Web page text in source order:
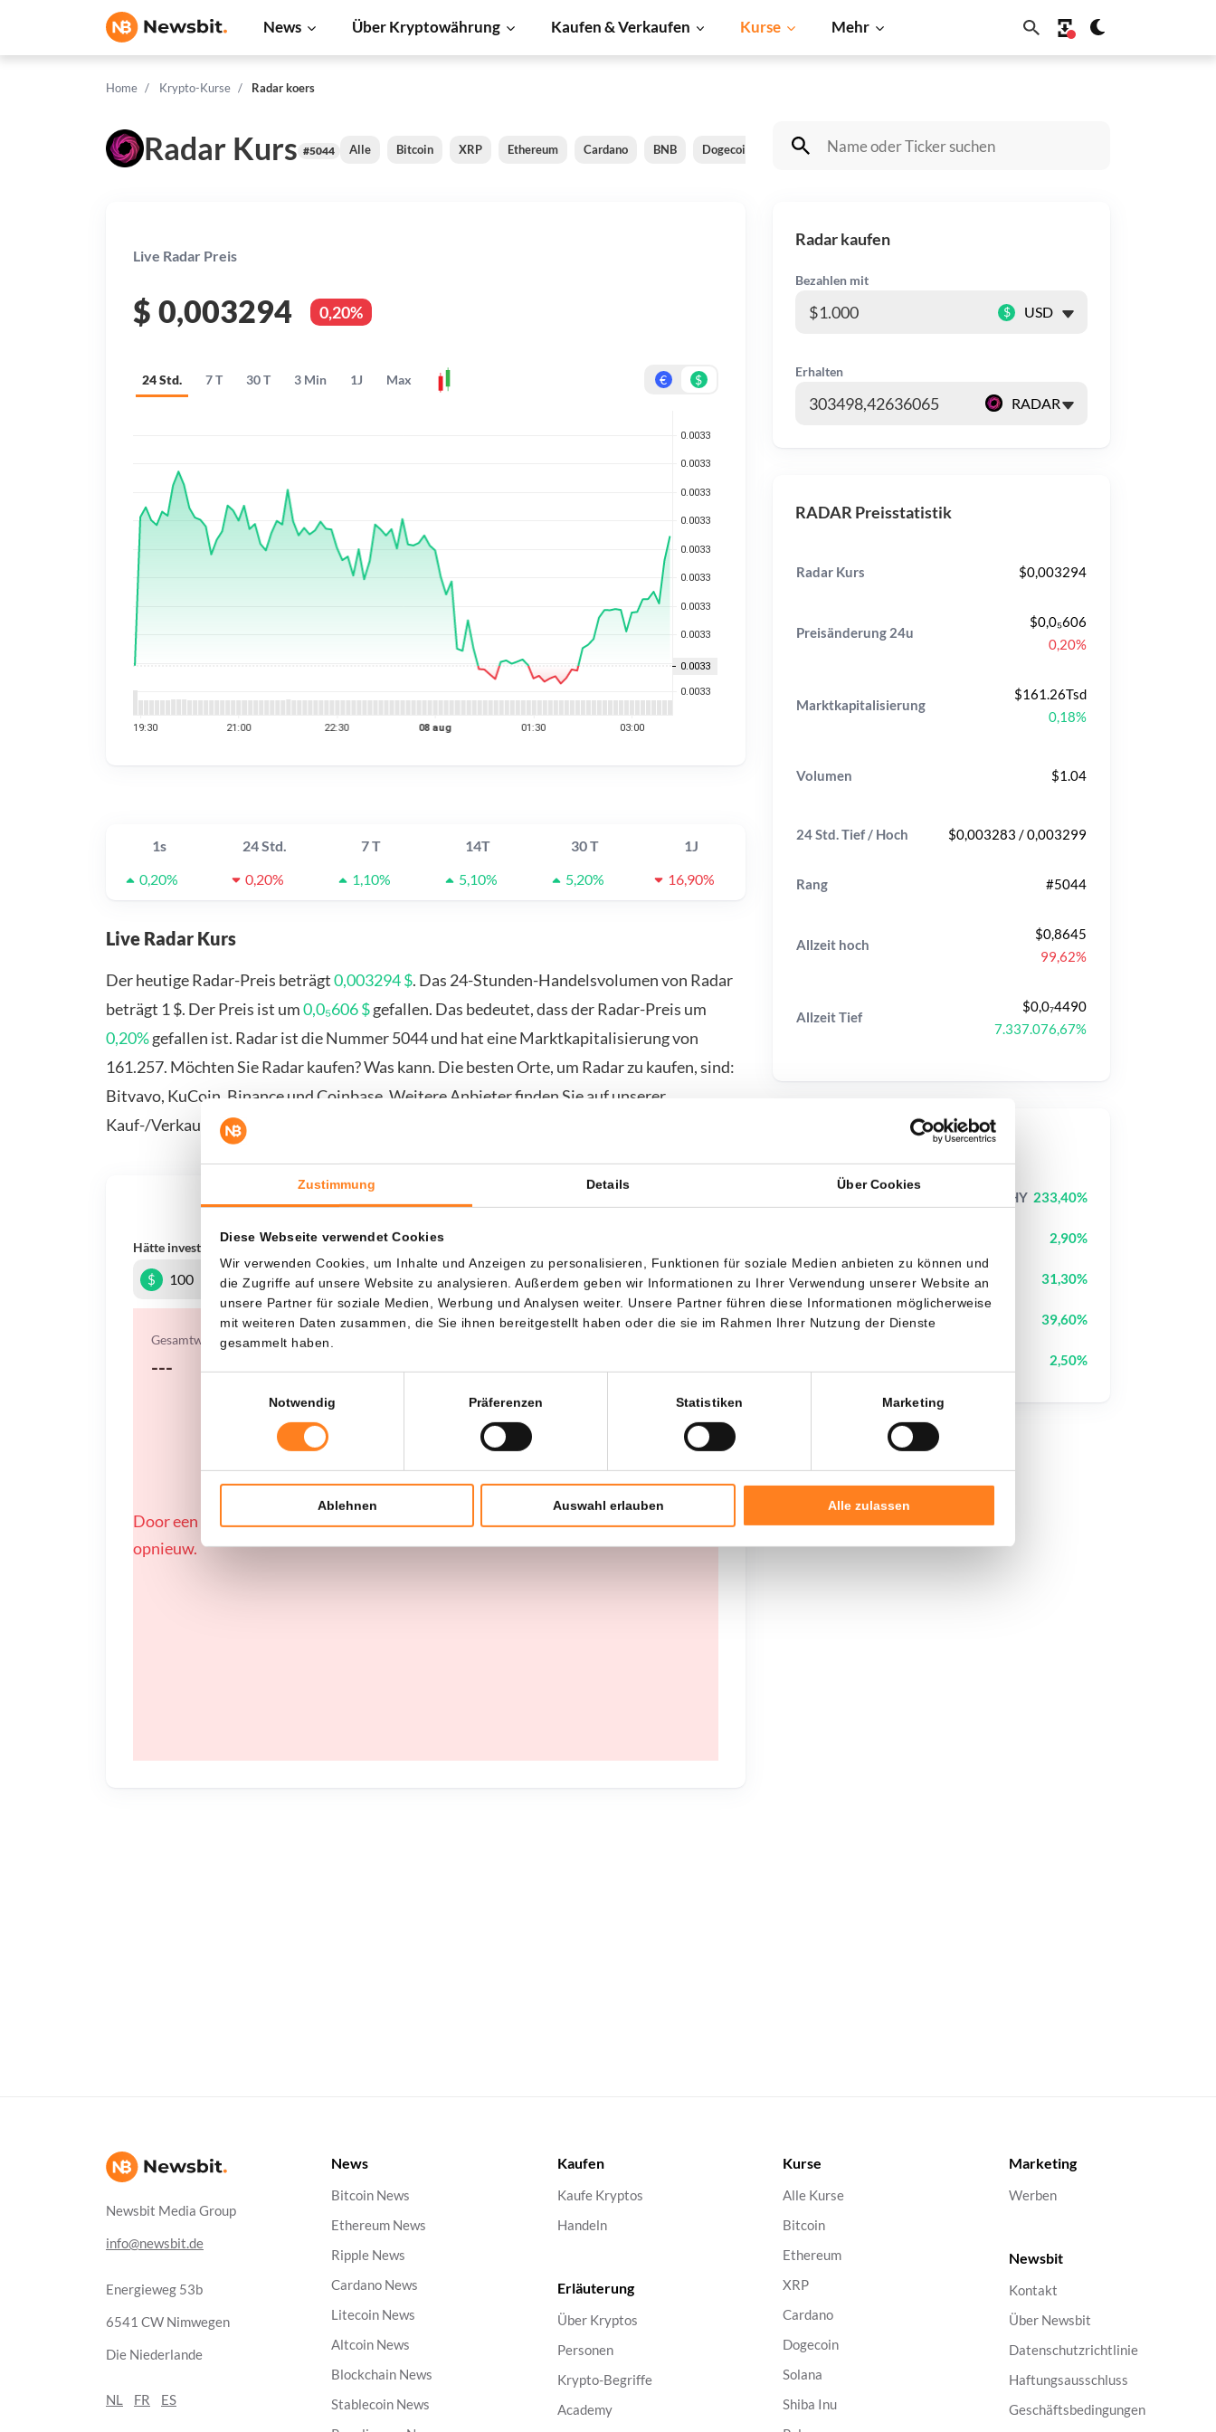
Zustimmung Details Über Cookies
Diese Webseite verwendet Cookies
Wir verwenden Cookies, um Inhalte und Anzeigen zu personalisieren, Funktionen für soziale Medien anbieten zu können und
die Zugriffe auf unsere Website zu analysieren. Außerdem geben wir Informationen zu Ihrer Verwendung unserer Website an
unsere Partner für soziale Medien, Werbung und Analysen weiter. Unsere Partner führen diese Informationen möglicherweise
mit weiteren Daten zusammen, die Sie ihnen bereitgestellt haben oder die sie im Rahmen Ihrer Nutzung der Dienste
gesammelt haben.
Notwendig
Präferenzen Statistiken Marketing
Ablehnen Auswahl erlauben Alle zulassen
News Über Kryptowährung Kaufen & Verkaufen Kurse Mehr
Home Krypto-Kurse Radar koers
Radar Kurs #5044 Alle Bitcoin XRP Ethereum Cardano BNB Dogecoin Litecoin Shiba Inu Solana
Live Radar Preis
$ 0,003294 0,20%
24 Std. 7 T 30 T 3 Min 1J Max € $
1s 24 Std. 7 T 14T 30 T
1J
0,20%
0,20% 1,10% 5,10% 5,20% 16,90%
Live Radar Kurs
Der heutige Radar-Preis beträgt0,003294 $. Das 24-Stunden-Handelsvolumen von Radar
beträgt 1 $. Der Preis ist um0,0₅606 $gefallen. Das bedeutet, dass der Radar-Preis um
0,20%gefallen ist. Radar ist die Nummer 5044 und hat eine Marktkapitalisierung von
161.257. Möchten Sie Radar kaufen? Was kann. Die besten Orte, um Radar zu kaufen, sind:
Bitvavo, KuCoin, Binance und Coinbase. Weitere Anbieter finden Sie auf unserer
Kauf-/Verkaufsseite.
Was, wenn ich...?
Hätte investiert
$
Gesamtwert
---
Door een fout konden er geen gegevens worden opgehaald, probeer het later
opnieuw.
Radar kaufen
Bezahlen mit
$
Erhalten
RADAR Preisstatistik
Radar Kurs $0,003294
Preisänderung 24u
$0,0₅606
0,20%
Marktkapitalisierung
$161.26Tsd
0,18%
Volumen $1.04
24 Std. Tief / Hoch $0,003283 / 0,003299
Rang #5044
Allzeit hoch
$0,8645
99,62%
AllzeitTief
$0,0₇4490
7.337.076,67%
JIMOTHY 233,40%
2,90%
StonkBroker STONKBROKER 31,30%
Pons PONS 39,60%
2,50%
Newsbit Media Group
info@newsbit.de
Energieweg 53b
6541 CW Nimwegen
Die Niederlande
NL FR ES
News
Bitcoin News
Ethereum News
Ripple News
Cardano News
Litecoin News
Altcoin News
Blockchain News
Stablecoin News
Kaufen
Kaufe Kryptos
Handeln
Erläuterung
Über Kryptos
Personen
Krypto-Begriffe
Academy
Kurse
Alle Kurse
Bitcoin
Ethereum
XRP
Cardano
Dogecoin
Solana
Shiba Inu
Marketing
Werben
Newsbit
Kontakt
Über Newsbit
Datenschutzrichtlinie
Haftungsausschluss
Geschäftsbedingungen